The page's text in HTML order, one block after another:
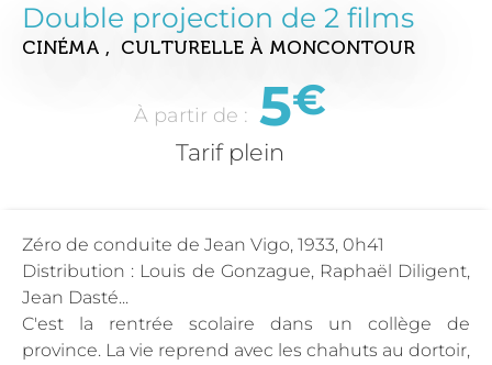
Double projection de 2 films
CINÉMA , CULTURELLE À MONCONTOUR
À partir de : 5€
Tarif plein
Zéro de conduite de Jean Vigo, 1933, 0h41
Distribution : Louis de Gonzague, Raphaël Diligent,
Jean Dasté...
C'est la rentrée scolaire dans un collège de
province. La vie reprend avec les chahuts au dortoir,